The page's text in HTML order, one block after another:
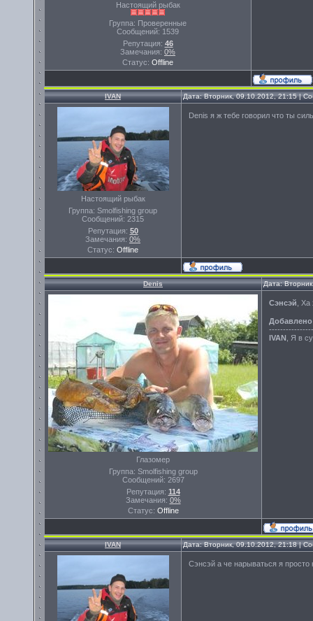
Настоящий рыбак
Группа: Проверенные
Сообщений: 1539
Репутация: 46
Замечания: 0%
Статус: Offline
IVAN Дата: Вторник, 09.10.2012, 21:15 |
Настоящий рыбак
Группа: Smolfishing group
Сообщений: 2315
Репутация: 50
Замечания: 0%
Статус: Offline
Denis я ж тебе говорил что ты
Denis Дата:
Глазомер
Группа: Smolfishing group
Сообщений: 2697
Репутация: 114
Замечания: 0%
Статус: Offline
Сэнсэй ,
Добавлено
IVAN , Я в
IVAN Дата: Вторник, 09.10.2012, 21:18 |
Сэнсэй а че нарываться я